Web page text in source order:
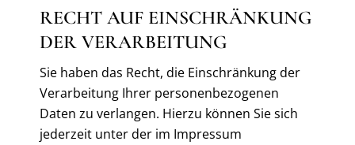
RECHT AUF EINSCHRÄNKUNG
DER VERARBEITUNG
Sie haben das Recht, die Einschränkung der
Verarbeitung Ihrer personenbezogenen
Daten zu verlangen. Hierzu können Sie sich
jederzeit unter der im Impressum